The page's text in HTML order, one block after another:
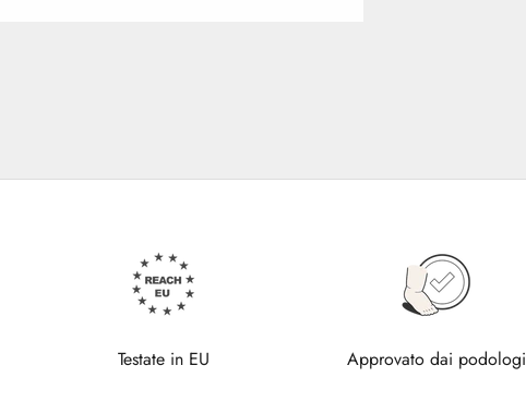
Testate in EU Approvato dai podologi